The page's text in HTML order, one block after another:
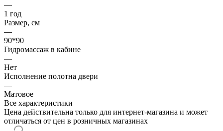
—
1 год
Размер, см
—
90*90
Гидромассаж в кабине
—
Нет
Исполнение полотна двери
—
Матовое
Все характеристики
Цена действительна только для интернет-магазина и может
отличаться от цен в розничных магазинах